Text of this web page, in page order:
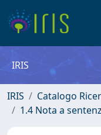
IRIS
IRIS Catalogo
1.4 Nota a